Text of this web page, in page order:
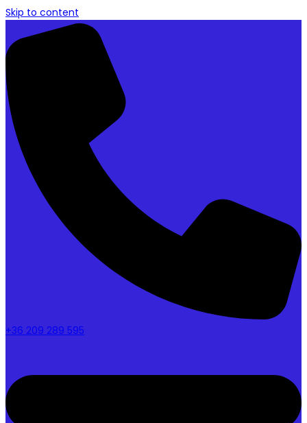
Skip to content
+36 209 289 595